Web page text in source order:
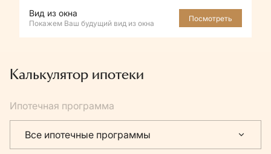
Вид из окна
Покажем Ваш будущий вид из окна
Посмотреть
Калькулятор ипотеки
Ипотечная программа
Все ипотечные программы